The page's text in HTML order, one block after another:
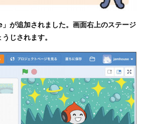
」が追加されました。画面右上のステージ
じされます。